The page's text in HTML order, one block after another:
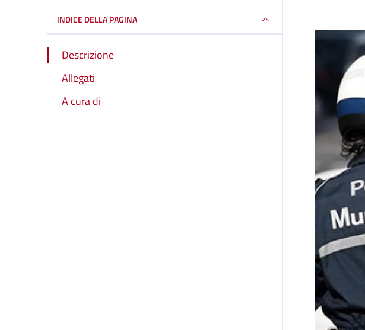
INDICE DELLA PAGINA
Descrizione
Allegati
A cura di